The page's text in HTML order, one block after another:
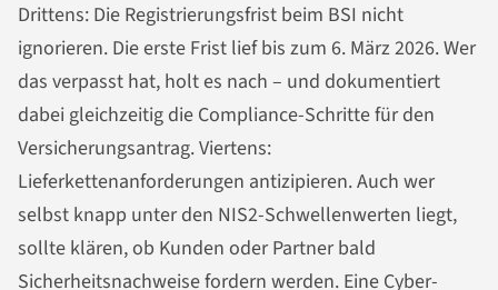
Drittens: Die Registrierungsfrist beim BSI nicht
ignorieren. Die erste Frist lief bis zum 6. März 2026. Wer
das verpasst hat, holt es nach – und dokumentiert
dabei gleichzeitig die Compliance-Schritte für den
Versicherungsantrag. Viertens:
Lieferkettenanforderungen antizipieren. Auch wer
selbst knapp unter den NIS2-Schwellenwerten liegt,
sollte klären, ob Kunden oder Partner bald
Sicherheitsnachweise fordern werden. Eine Cyber-